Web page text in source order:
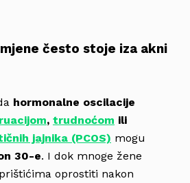
često stoje iza akni
hormonalne oscilacije
, trudnoćom ili
jajnika (PCOS) mogu
30-e. I dok mnoge žene
oprostiti nakon